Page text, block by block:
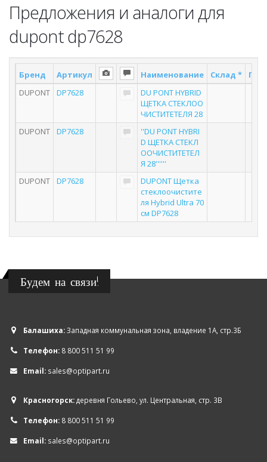
Предложения и аналоги для
dupont dp7628
Бренд Артикул Наименование Склад *
DUPONT
DP7628
DU PONT HYBRID
ЩЕТКА СТЕКЛОО
ЧИСТИТЕТЕЛЯ 28
DUPONT DP7628
''DU PONT HYBRI
D ЩЕТКА СТЕКЛ
ООЧИСТИТЕТЕЛ
Я 28''''''
DUPONT DP7628
DUPONT Щетка
стеклоочистите
ля Hybrid Ultra 70
см DP7628
Будем на связи!
Балашиха:Западная коммунальная зона, владение 1А, стр.3Б
Телефон: 8 800 511 51 99
Email: sales@optipart.ru
Красногорск:деревня Гольево, ул. Центральная, стр. 3В
Телефон: 8 800 511 51 99
Email: sales@optipart.ru